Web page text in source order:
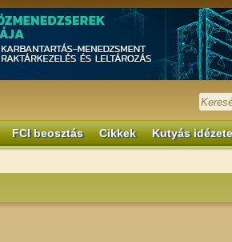
FCI beosztás Cikkek Kutyás